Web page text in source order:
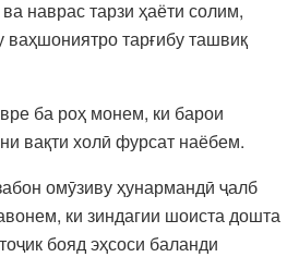
наврас тарзи ҳаёти солим,
ваҳшониятро тарғибу ташвиқ
ба роҳ монем, ки барои
вақти холӣ фурсат наёбем.
омӯзиву ҳунармандӣ ҷалб
ки зиндагии шоиста дошта
бояд эҳсоси баланди